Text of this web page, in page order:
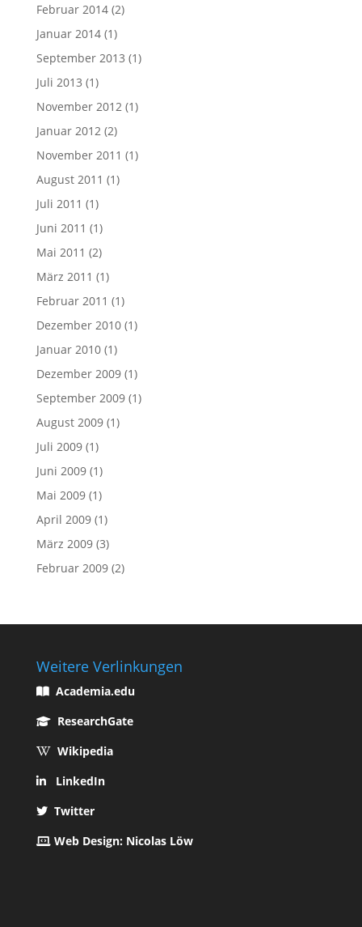
Februar 2014(2)
Januar 2014(1)
September 2013 (1)
Juli 2013 (1)
November 2012(1)
Januar 2012(2)
November 2011 (1)
August 2011 (1)
Juli 2011 (1)
Juni 2011 (1)
Mai 2011 (2)
März 2011 (1)
Februar 2011 (1)
Dezember 2010(1)
Januar 2010(1)
Dezember 2009(1)
September 2009(1)
August 2009(1)
Juli 2009(1)
Juni 2009(1)
Mai 2009(1)
April 2009(1)
März 2009(3)
Februar 2009(2)
Weitere Verlinkungen
Academia.edu
ResearchGate
Wikipedia
LinkedIn
Twitter
Web Design: Nicolas Löw